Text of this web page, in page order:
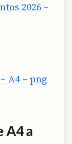
2026 –
A4 – png
A4 a